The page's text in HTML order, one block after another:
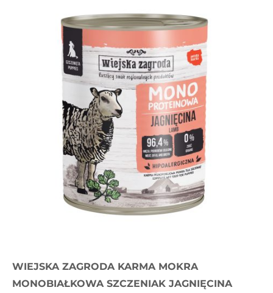
WIEJSKA ZAGRODA KARMA MOKRA
MONOBIAŁKOWA SZCZENIAK JAGNIĘCINA